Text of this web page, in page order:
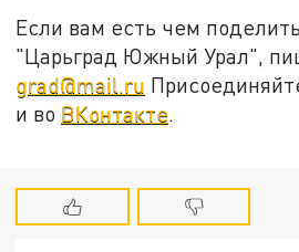
Если вам есть чем
"Царьград Южный Урал",
grad@mail.ru
и во ВКонтакте.